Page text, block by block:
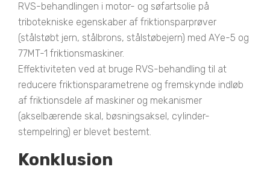
RVS-behandlingen i motor- og søfartsolie på
tribotekniske egenskaber af friktionsparprøver
(stålstøbt jern, stålbrons, stålstøbejern) med AYe-5 og
77MT-1 friktionsmaskiner.
Effektiviteten ved at bruge RVS-behandling til at
reducere friktionsparametrene og fremskynde indløb
af friktionsdele af maskiner og mekanismer
(akselbærende skal, bøsningsaksel, cylinder-
stempelring) er blevet bestemt.
Konklusion